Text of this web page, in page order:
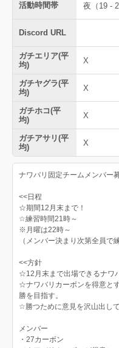
活動時間帯 夜（19 -
Discord URL
ガチエリア(平
均)
X
ガチヤグラ(平
均)
X
ガチホコ(平
均)
X
ガチアサリ(平
均)
X
ナワバリ固定チームメンバー
<<日程
☆期間12月末まで！
☆練習時間21時～
※月曜は22時～
（メンバー決まり次第全員で
<<方針
☆12月末まで出場できるナワ
☆ナワバリカーボンを得意と
勝を目指す。
☆勝つために意見を沢山出し
メンバー
・27カーボン